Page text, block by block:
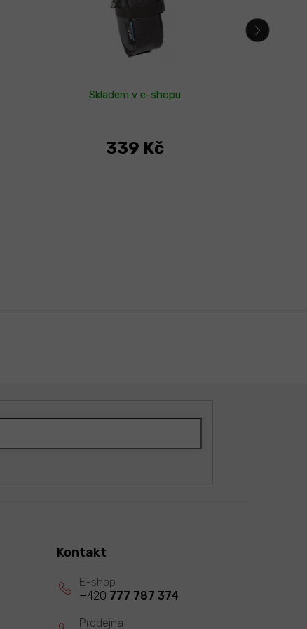
Skladem v e-shopu
339 Kč
Kontakt
+420 777 787 374